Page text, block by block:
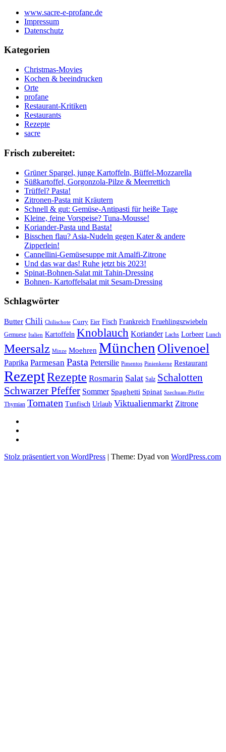
www.sacre-e-profane.de
Impressum
Datenschutz
Kategorien
Christmas-Movies
Kochen & beeindrucken
Orte
profane
Restaurant-Kritiken
Restaurants
Rezepte
sacre
Frisch zubereitet:
Grüner Spargel, junge Kartoffeln, Büffel-Mozzarella
Süßkartoffel, Gorgonzola-Pilze & Meerrettich
Trüffel? Pasta!
Zitronen-Pasta mit Kräutern
Schnell & gut: Gemüse-Antipasti für heiße Tage
Kleine, feine Vorspeise? Tuna-Mousse!
Koriander-Pasta und Basta!
Bisschen flau? Asia-Nudeln gegen Kater & andere
Zipperlein!
Cannellini-Gemüsesuppe mit Amalfi-Zitrone
Und das war das! Ruhe jetzt bis 2023!
Spinat-Bohnen-Salat mit Tahin-Dressing
Bohnen- Kartoffelsalat mit Sesam-Dressing
Schlagwörter
Butter Chili Chilischote Curry Eier Fisch Frankreich Fruehlingszwiebeln
Gemuese Italien Kartoffeln Knoblauch Koriander Lachs Lorbeer Lunch
Meersalz Minze Moehren München Olivenoel
Paprika Parmesan Pasta Petersilie Pimentos Pinienkerne Restaurant
RezeptRezepte Rosmarin Salat Salz Schalotten
Schwarzer Pfeffer Sommer Spaghetti Spinat Szechuan-Pfeffer
Thymian Tomaten Tunfisch Urlaub Viktualienmarkt Zitrone
Stolz präsentiert von WordPress | Theme: Dyad von WordPress.com